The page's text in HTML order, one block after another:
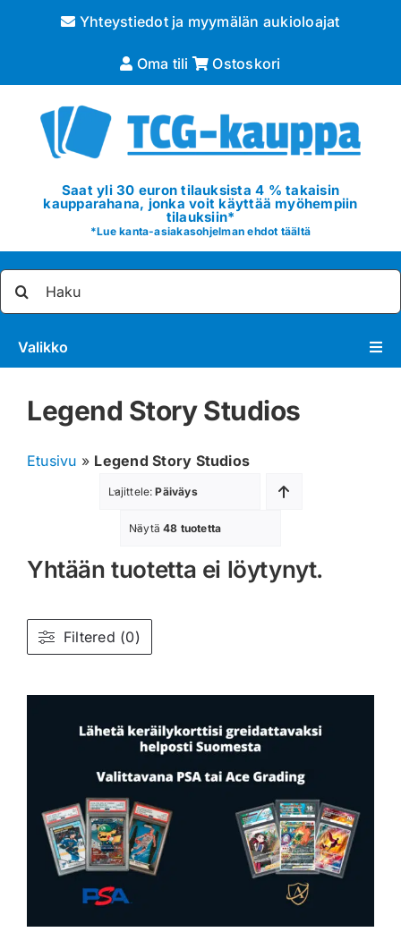
Yhteystiedot ja myymälän aukioloajat
Oma tili Ostoskori
Saat yli 30 euron tilauksista 4 % takaisin
kaupparahana, jonka voit käyttää myöhempiin
tilauksiin*
*Lue kanta-asiakasohjelman ehdot täältä
Valikko
Ennakot
Greidatut kortit
Legend Story Studios
Etusivu » Legend Story Studios
Lajittele:Päiväys
Näytä48 tuotetta
Yhtään tuotetta ei löytynyt.
Filtered (0)